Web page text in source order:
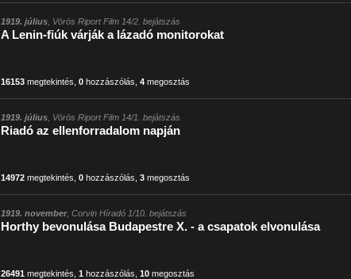
1919. július, Vörös Riport Film 14/2. bejátszás
A Lenin-fiúk várják a lázadó monitorokat
16153megtekintés 0hozzászólás 4megosztás
1919. július, Vörös Riport Film 14/1. bejátszás
Riadó az ellenforradalom napján
14972megtekintés 0hozzászólás 3megosztás
1919. november, Corvin Híradó 1/10. bejátszás
Horthy bevonulása Budapestre X. - a csapatok elvonulása
26491 megtekintés 1 hozzászólás 10megosztás